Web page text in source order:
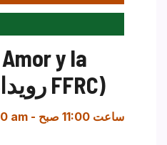
y la
Paciencia (رویداد FFRC)
am - ساعت 11:00 صبح